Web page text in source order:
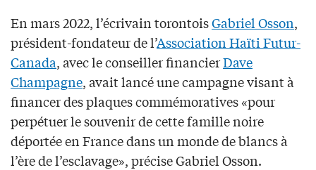
En mars 2022, l’écrivain torontoisGabriel Osson,
président-fondateur de l’Association Haïti Futur-
Canada, avec le conseiller financierDave
Champagne, avait lancé une campagne visant à
financer des plaques commémoratives «pour
perpétuer le souvenir de cette famille noire
déportée en France dans un monde de blancs à
l’ère de l’esclavage», précise Gabriel Osson.